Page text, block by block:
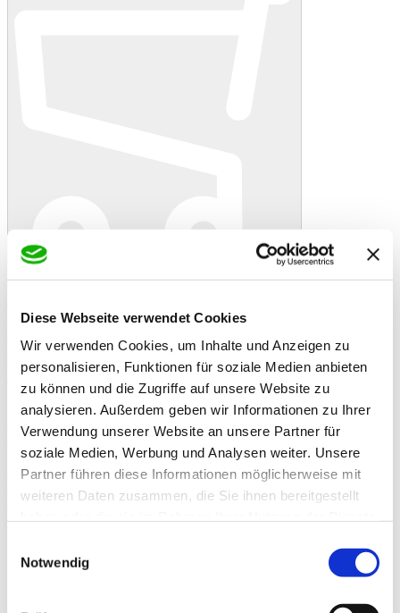
Diese Webseite verwendet Cookies
Wir verwenden Cookies, um Inhalte und Anzeigen zu
personalisieren, Funktionen für soziale Medien anbieten
zu können und die Zugriffe auf unsere Website zu
analysieren. Außerdem geben wir Informationen zu Ihrer
Verwendung unserer Website an unsere Partner für
soziale Medien, Werbung und Analysen weiter. Unsere
Partner führen diese Informationen möglicherweise mit
weiteren Daten zusammen, die Sie ihnen bereitgestellt
Notwendig
In den Warenkorb Danke! Etwas ist schiefgelaufen
Agrobs Selen pur 700g
Agrobs Selen pur für Pferde, zum Ausgleich von Selenmangel,
Getreide- und Melassefrei. Gezielte Spurenelementversorgung für
den Muskelstoffwechsel und das Immunsystem.
Die Vorteile von Selen Pur:
- ist Getreide- & Melassefrei
- kombiniert organisch gebundenes Selen und schnell wirksames
Natriumselenit
- mit Vitamin E als Antioxidans
- für den gezielten Ausgleich eines Selenmangels
- für das Immunsystem
Ein Mangel an Selen und Vitamin E kann zu muskulären
Problemen, Leistungseinbruch und Infektanfälligkeit führen.